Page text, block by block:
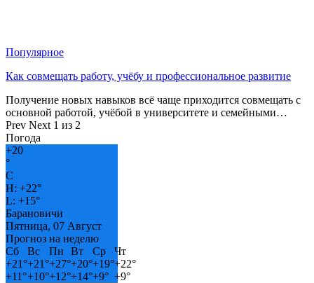
Популярное
Как совмещать работу, учёбу и профессиональное развитие
Получение новых навыков всё чаще приходится совмещать с
основной работой, учёбой в университете и семейными…
Prev Next 1 из 2
Погода
+20
°
C
H: +22°
L: +15°
Барановичи
Пятница, 07 Август
Прогноз на неделю
Сб
Вс Пн Вт Ср
Чт
+21°+21°+27°+20°+19°+22°
+11°+10°+12°+14°+9° +9°